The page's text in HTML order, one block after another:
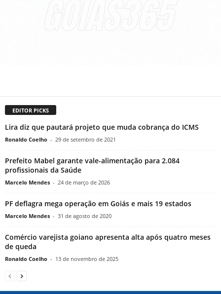
EDITOR PICKS
Lira diz que pautará projeto que muda cobrança do ICMS
Ronaldo Coelho - 29 de setembro de 2021
Prefeito Mabel garante vale-alimentação para 2.084
profissionais da Saúde
Marcelo Mendes - 24 de março de 2026
PF deflagra mega operação em Goiás e mais 19 estados
Marcelo Mendes - 31 de agosto de 2020
Comércio varejista goiano apresenta alta após quatro meses
de queda
Ronaldo Coelho - 13 de novembro de 2025